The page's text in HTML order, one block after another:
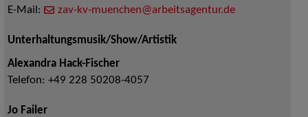
E-Mail:
zav-kv-muenchen@arbeitsagentur.de
Unterhaltungsmusik/Show/Artistik
Alexandra Hack-Fischer
Telefon: +49 228 50208-4057
Jo Failer